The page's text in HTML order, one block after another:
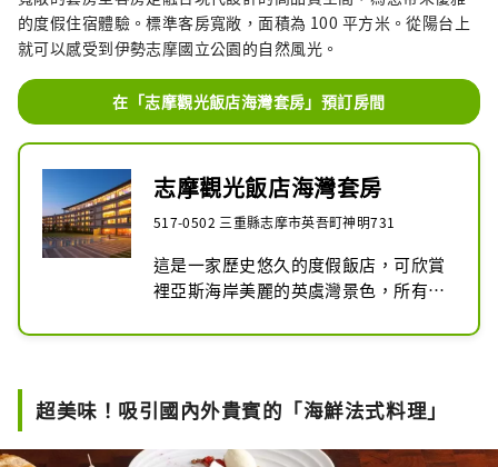
的度假住宿體驗。標準客房寬敞，面積為 100 平方米。從陽台上
就可以感受到伊勢志摩國立公園的自然風光。
在「志摩觀光飯店海灣套房」預訂房間
志摩觀光飯店海灣套房
517-0502 三重縣志摩市英吾町神明731
這是一家歷史悠久的度假飯店，可欣賞
裡亞斯海岸美麗的英虞灣景色，所有客
伊勢志摩國立公園擁有約 25,000 坪的
超美味！吸引國內外貴賓的「海鮮法式料理」